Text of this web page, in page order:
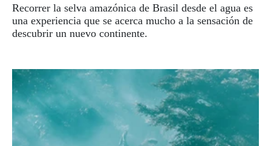
Recorrer la selva amazónica de Brasil desde el agua es
una experiencia que se acerca mucho a la sensación de
descubrir un nuevo continente.